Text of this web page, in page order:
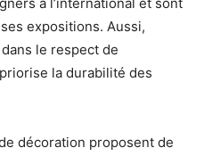
expositions. Aussi,
le respect de
la durabilité des
décoration proposent de